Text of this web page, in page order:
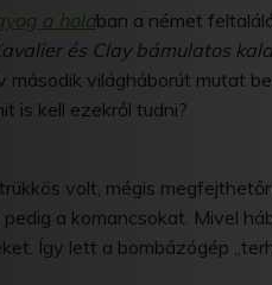
a holdban a német
és Clay bámulatos
második világháborút mutat
is kell ezekről tudni?
volt, mégis
a komancsokat. Mivel
Így lett a bombázógép